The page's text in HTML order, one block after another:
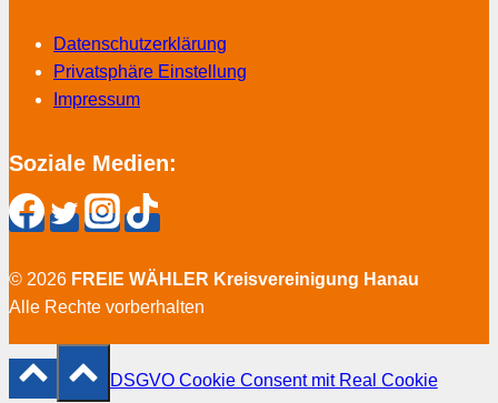
Datenschutzerklärung
Privatsphäre Einstellung
Impressum
Soziale Medien:
© 2026 FREIE WÄHLER Kreisvereinigung Hanau
Alle Rechte vorberhalten
DSGVO Cookie Consent mit Real Cookie